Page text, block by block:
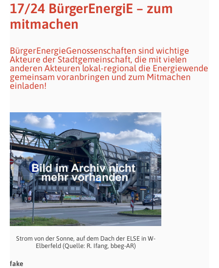
17/24 BürgerEnergiE – zum
mitmachen
BürgerEnergieGenossenschaften sind wichtige
Akteure der Stadtgemeinschaft, die mit vielen
anderen Akteuren lokal-regional die Energiewende
gemeinsam voranbringen und zum Mitmachen
einladen!
Strom von der Sonne, auf dem Dach der ELSE in W-
Elberfeld (Quelle: R. Ifang, bbeg-AR)
fake